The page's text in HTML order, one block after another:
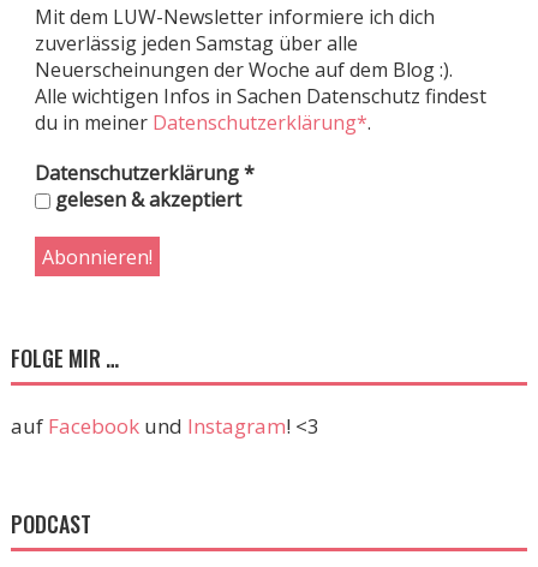
Mit dem LUW-Newsletter informiere ich dich
zuverlässig jeden Samstag über alle
Neuerscheinungen der Woche auf dem Blog :).
Alle wichtigen Infos in Sachen Datenschutz findest
du in meiner Datenschutzerklärung*.
Datenschutzerklärung*
gelesen & akzeptiert
FOLGE MIR …
auf Facebookund Instagram! <3
PODCAST